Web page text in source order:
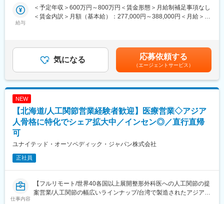
サージェリー事業部の営業として、北海道エリアの病院を担当し
ます。扱う製品は外科手術で使用される「ヘルニア治療デバイ
正使用の手順に関しての説明、トレーニングを行う。（適正使用
の説明の為、必要に応じてオペの立ち合いを行います）
・販売代理店へ訪問し、各病院担当者との関係性を構築し、院内
・医療現場で専門知識を習得し、医師のパートナーとして信頼を
得られる
■働き方
・担当エリア内で効率的にスケジュール管理
給与
＜予定年収＞600万円～800万円＜賃金形態＞月給制補足事項なし
＜賃金内訳＞月額（基本給）：277,000円～388,000円＜月給＞
ます。賃金はあくまでも目安の金額であり、選考を通じて上下す
る可能性があります。月給(月額)は固定手当を含めた表記です。
気になる 応募依頼する
（エージェントサービス）
NEW
【北海道/人工関節営業経験者歓迎】医療営業◇アジア
人骨格に特化でシェア拡大中／インセン◎／直行直帰
可
ユナイテッド・オーソペディック・ジャパン株式会社
正社員
仕事内容
【フルリモート/世界40各国以上展開整形外科医への人工関節の提
案営業/人工関節の幅広いラインナップ/台湾で製造されたアジア人